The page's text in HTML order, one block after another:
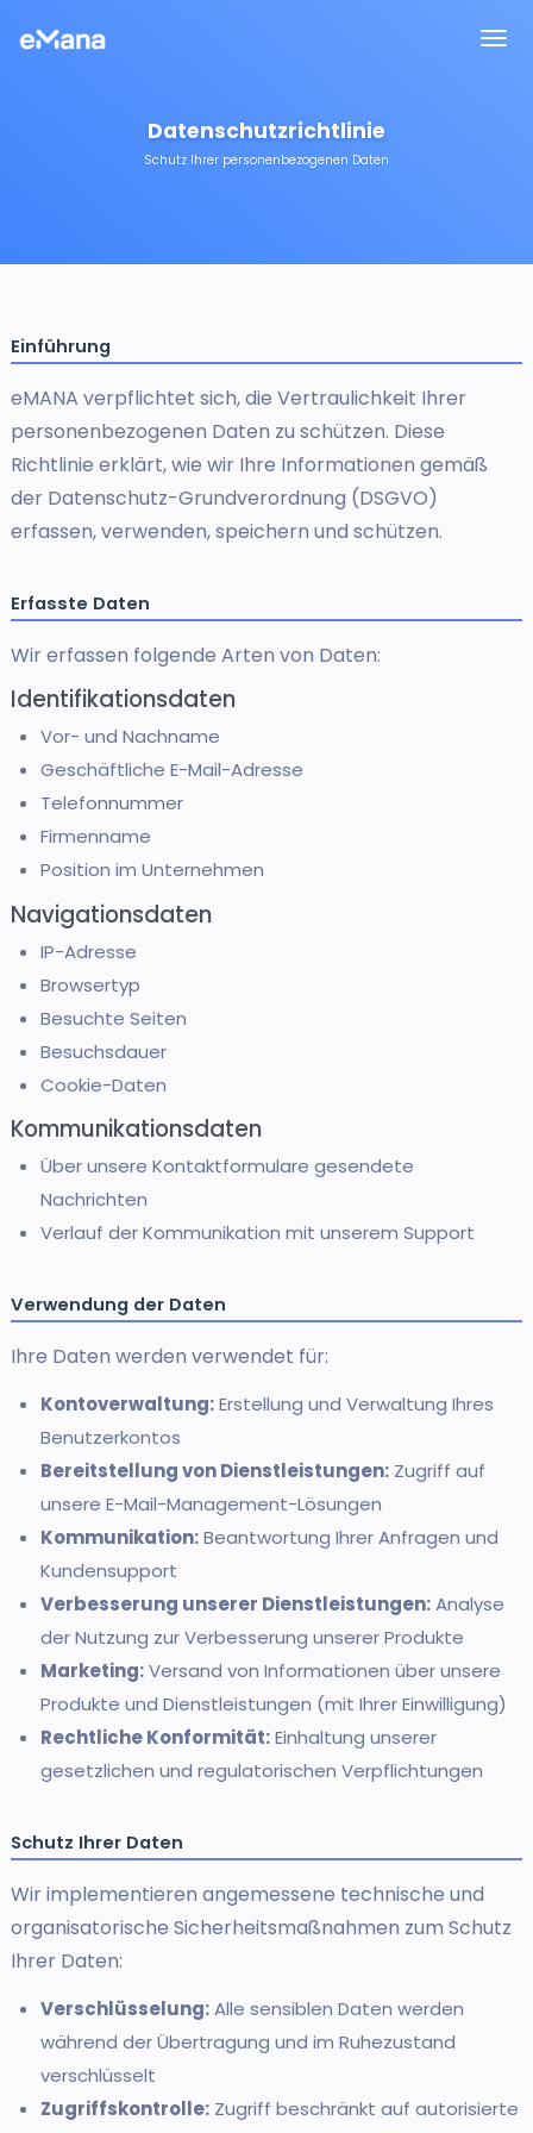
Datenschutzrichtlinie
Schutz Ihrer personenbezogenen Daten
Einführung
eMANA verpflichtet sich, die Vertraulichkeit Ihrer
personenbezogenen Daten zu schützen. Diese
Richtlinie erklärt, wie wir Ihre Informationen gemäß
der Datenschutz-Grundverordnung (DSGVO)
erfassen, verwenden, speichern und schützen.
Erfasste Daten
Wir erfassen folgende Arten von Daten:
Identifikationsdaten
Vor- und Nachname
Geschäftliche E-Mail-Adresse
Telefonnummer
Firmenname
Position im Unternehmen
Navigationsdaten
IP-Adresse
Browsertyp
Besuchte Seiten
Besuchsdauer
Cookie-Daten
Kommunikationsdaten
Über unsere Kontaktformulare gesendete
Nachrichten
Verlauf der Kommunikation mit unserem Support
Verwendung der Daten
Ihre Daten werden verwendet für:
Kontoverwaltung:Erstellung und Verwaltung Ihres
Benutzerkontos
Bereitstellung von Dienstleistungen:Zugriff auf
unsere E-Mail-Management-Lösungen
Kommunikation:Beantwortung Ihrer Anfragen und
Kundensupport
Verbesserung unserer Dienstleistungen:Analyse
der Nutzung zur Verbesserung unserer Produkte
Marketing:Versand von Informationen über unsere
Produkte und Dienstleistungen (mit Ihrer Einwilligung)
Rechtliche Konformität:Einhaltung unserer
gesetzlichen und regulatorischen Verpflichtungen
Schutz Ihrer Daten
Wir implementieren angemessene technische und
organisatorische Sicherheitsmaßnahmen zum Schutz
Ihrer Daten:
Verschlüsselung:Alle sensiblen Daten werden
während der Übertragung und im Ruhezustand
verschlüsselt
Zugriffskontrolle:Zugriff beschränkt auf autorisierte